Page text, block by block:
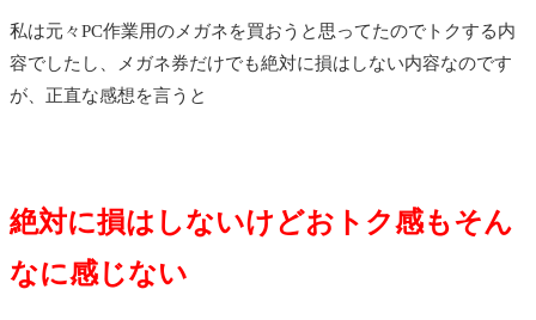
私は元々PC作業用のメガネを買おうと思ってたのでトクする内
容でしたし、メガネ券だけでも絶対に損はしない内容なのです
が、正直な感想を言うと
絶対に損はしないけどおトク感もそん
なに感じない